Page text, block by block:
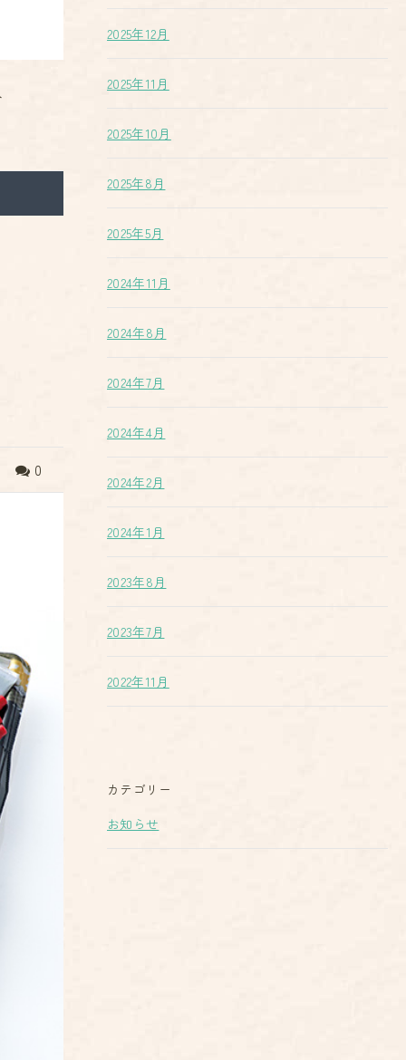
0
2025年12月
2025年11月
2025年10月
2025年8月
2025年5月
2024年11月
2024年8月
2024年7月
2024年4月
2024年2月
2024年1月
2023年8月
2023年7月
2022年11月
カテゴリー
お知らせ